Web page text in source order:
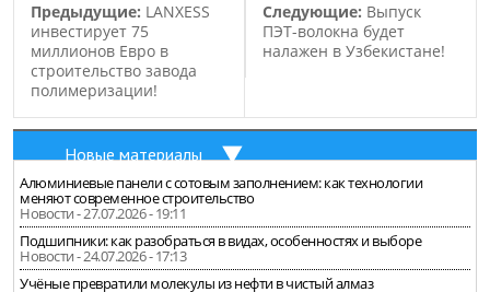
Предыдущие: LANXESS
инвестирует 75
миллионов Евро в
строительство завода
полимеризации!
Следующие: Выпуск
ПЭТ-волокна будет
налажен в Узбекистане!
Новые материалы
Алюминиевые панели с сотовым заполнением: как технологии
меняют современное строительство
Новости - 27.07.2026 - 19:11
Подшипники: как разобраться в видах, особенностях и выборе
Новости - 24.07.2026 - 17:13
Учёные превратили молекулы из нефти в чистый алмаз